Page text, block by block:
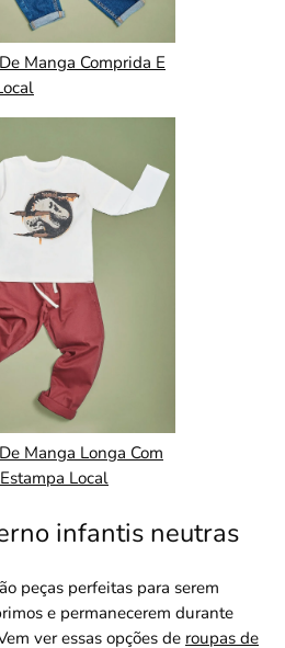
Manga Comprida E
Manga Longa Com
Local
infantis neutras
peças perfeitas para serem
e permanecerem durante
ver essas opções de roupas de